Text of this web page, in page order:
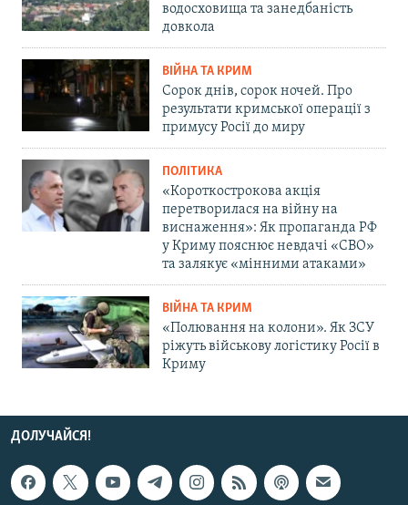
водосховища та занедбаність
довкола
ВІЙНА ТА КРИМ
Сорок днів, сорок ночей. Про
результати кримської операції з
примусу Росії до миру
ПОЛІТИКА
«Короткострокова акція
перетворилася на війну на
виснаження»: Як пропаганда РФ
у Криму пояснює невдачі «СВО»
та залякує «мінними атаками»
ВІЙНА ТА КРИМ
«Полювання на колони». Як ЗСУ
ріжуть військову логістику Росії в
Криму
ДОЛУЧАЙСЯ!